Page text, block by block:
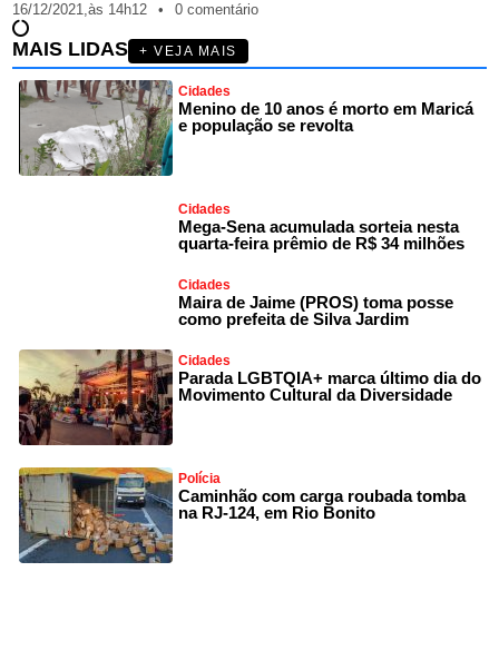
16/12/2021,às 14h12 • 0 comentário
MAIS LIDAS + VEJA MAIS
Cidades
Menino de 10 anos é morto em Maricá
e população se revolta
Cidades
Mega-Sena acumulada sorteia nesta
quarta-feira prêmio de R$ 34 milhões
Cidades
Maira de Jaime (PROS) toma posse
como prefeita de Silva Jardim
Cidades
Parada LGBTQIA+ marca último dia do
Movimento Cultural da Diversidade
Polícia
Caminhão com carga roubada tomba
na RJ-124, em Rio Bonito